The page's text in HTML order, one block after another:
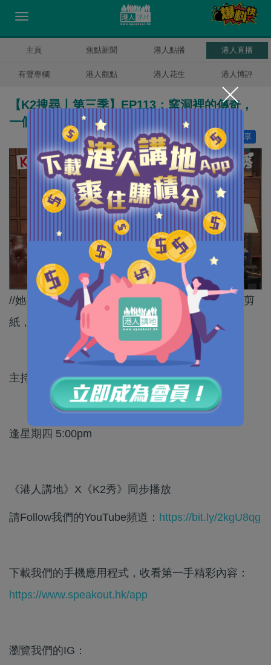
主頁 焦點新聞 港人點播 港人直播
有聲專欄 港人觀點 港人花生 港人博評
【K2搜尋丨第三季】EP113：窯洞裡的傳奇，
一個被家暴的天才藝術家
分享
讚好 6
//她在苦日子仍仰望星空，追求美好，將苦難融入剪
紙，創造了一個時代，寫下了一個傳奇。//
主持：屈穎妍
逢星期四 5:00pm
《港人講地》X《K2秀》同步播放
請Follow我們的YouTube頻道： https://bit.ly/2kgU8qg
下載我們的手機應用程式，收看第一手精彩內容：
https://www.speakout.hk/app
瀏覽我們的IG：